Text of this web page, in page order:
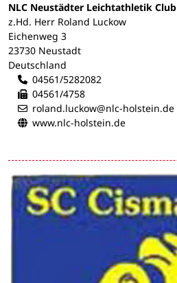
NLC Neustädter Leichtathletik Club
z.Hd. Herr Roland Luckow
Eichenweg 3
23730 Neustadt
Deutschland
04561/5282082
04561/4758
roland.luckow@nlc-holstein.de
www.nlc-holstein.de